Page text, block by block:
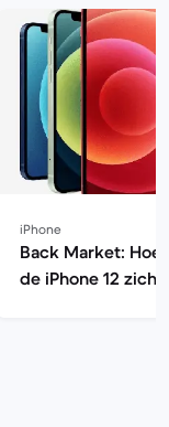
iPhone
Back Market:
de iPhone 12 zich